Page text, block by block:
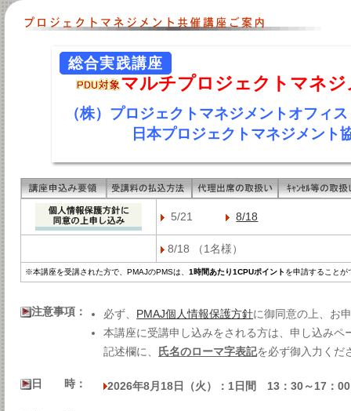
総合実践講座
マルチプロジェクトマネ
（株）プロジェクトマネジメントオフィ
日本プロジェクトマネジメント
5/21 8/18
8/18 （1名様）
※本講座を受講された方で、PMAJのPMSは、1時間あたり1CPUポイント を申請することが
注意事項： 必ず、 PMAJ個人情報保護方針に御同意の上、お
本講座に受講申し込みをされる方は、申し込みペ
記述欄に、
氏名のローマ字表記を必ず御入力くだ
日 時： 2026年8月18日（火）：1日間 13：30～17：00